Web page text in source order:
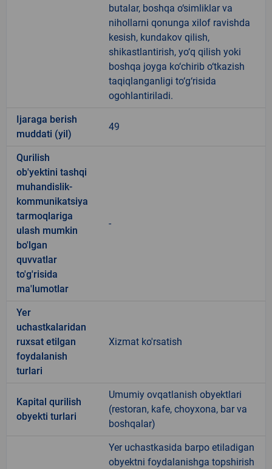
butalar, boshqa o‘simliklar va
nihollarni qonunga xilof ravishda
kesish, kundakov qilish,
shikastlantirish, yo‘q qilish yoki
boshqa joyga ko‘chirib o‘tkazish
taqiqlanganligi to‘g‘risida
ogohlantiriladi.
Ijaraga berish
muddati (yil)
49
Qurilish
ob'yektini tashqi
muhandislik-
kommunikatsiya
tarmoqlariga
ulash mumkin
bo'lgan
quvvatlar
to'g'risida
ma'lumotlar
-
Yer
uchastkalaridan
ruxsat etilgan
foydalanish
turlari
Xizmat ko'rsatish
Kapital qurilish
obyekti turlari
Umumiy ovqatlanish obyektlari
(restoran, kafe, choyxona, bar va
boshqalar)
Yer uchastkasida barpo etiladigan
obyektni foydalanishga topshirish